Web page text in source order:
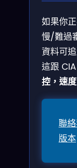
如果你
慢/難過
資料可
這跟
控，速
聯
版本